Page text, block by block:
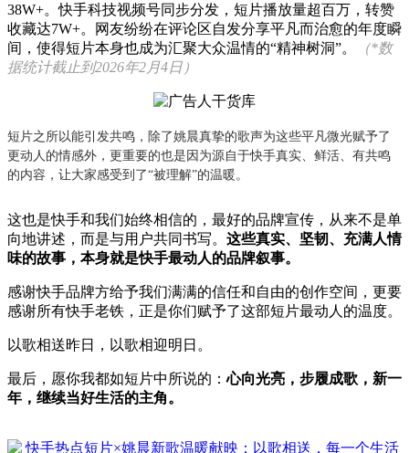
38W+。快手科技视频号同步分发，短片播放量超百万，转赞
收藏达7W+。网友纷纷在评论区自发分享平凡而治愈的年度瞬
间，使得短片本身也成为汇聚大众温情的“精神树洞”。
（*数
据统计截止到2026年2月4日）
短片之所以能引发共鸣，除了姚晨真挚的歌声为这些平凡微光赋予了
更动人的情感外，更重要的也是因为源自于快手真实、鲜活、有共鸣
的内容，让大家感受到了“被理解”的温暖。
这也是快手和我们始终相信的，最好的品牌宣传，从来不是单
向地讲述，而是与用户共同书写。 这些真实、坚韧、充满人情
味的故事，本身就是快手最动人的品牌叙事。
感谢快手品牌方给予我们满满的信任和自由的创作空间，更要
感谢所有快手老铁，正是你们赋予了这部短片最动人的温度。
以歌相送昨日，以歌相迎明日。
最后，愿你我都如短片中所说的：心向光亮，步履成歌，新一
年，继续当好生活的主角。